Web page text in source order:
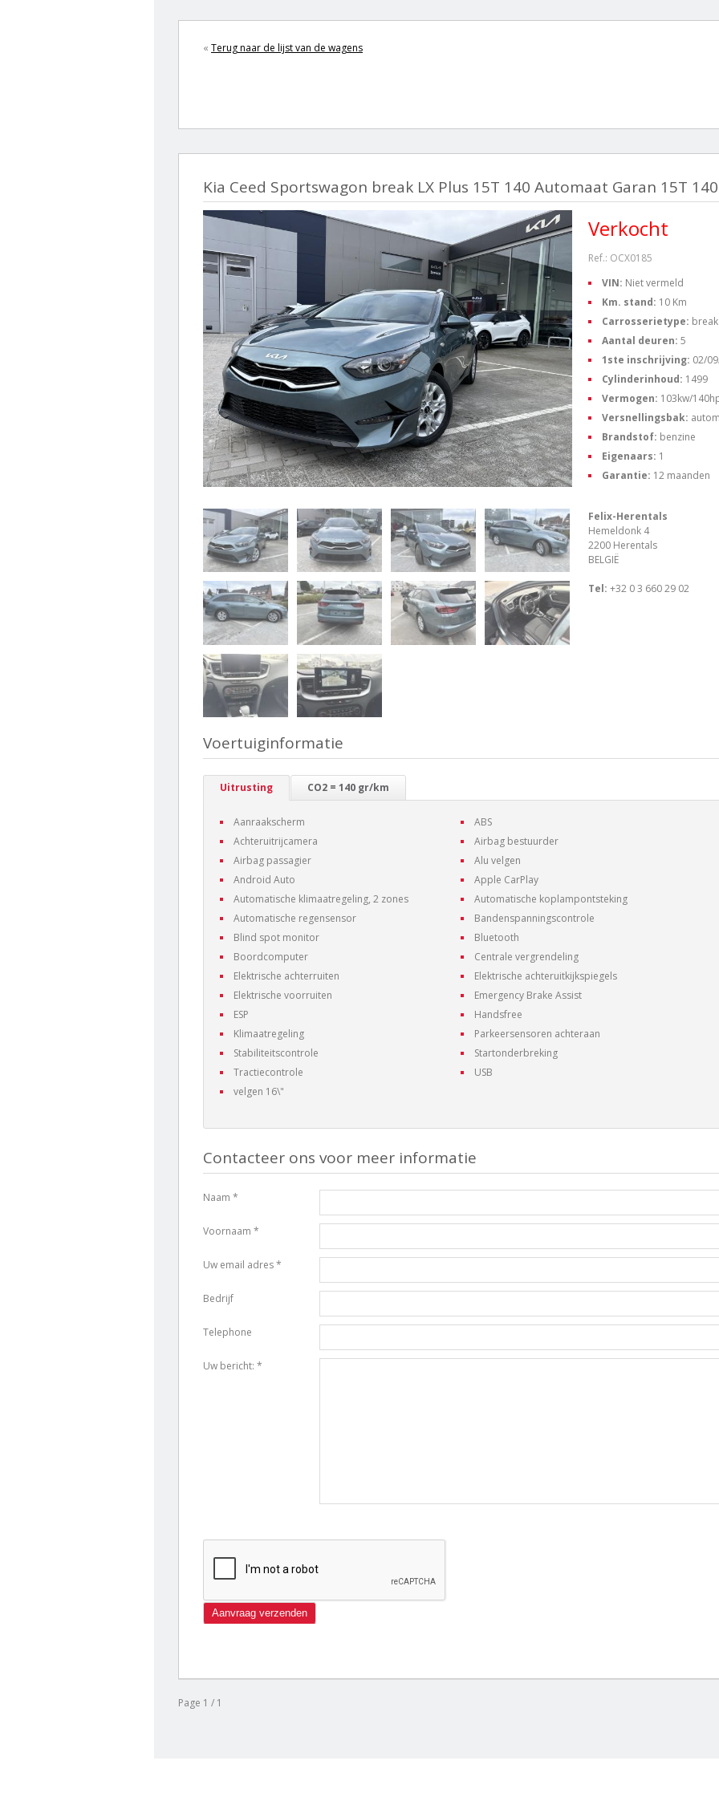
« Terug naar de lijst van de wagens
Kia Ceed Sportswagon break LX Plus 15T 140 Automaat Garan 15T 140
Verkocht
Ref.: OCX0185
VIN: Niet vermeld
Km. stand: 10 Km
Carrosserietype: break
Aantal deuren: 5
1ste inschrijving: 02/
Cylinderinhoud: 1499
Vermogen: 103kw/
Versnellingsbak:
Brandstof: benzine
Eigenaars: 1
Garantie: 12 maanden
Felix-Herentals
Hemeldonk 4
2200 Herentals
BELGIË
Tel: +32 0 3 660 29 02
Voertuiginformatie
Uitrusting CO2 = 140 gr/km
Aanraakscherm
Achteruitrijcamera
Airbag passagier
Android Auto
Automatische klimaatregeling, 2 zones
Automatische regensensor
Blind spot monitor
Boordcomputer
Elektrische achterruiten
Elektrische voorruiten
ESP
Klimaatregeling
Stabiliteitscontrole
Tractiecontrole
velgen 16\"
ABS
Airbag bestuurder
Alu velgen
Apple CarPlay
Automatische koplampontsteking
Bandenspanningscontrole
Bluetooth
Centrale vergrendeling
Elektrische achteruitkijkspiegels
Emergency Brake Assist
Handsfree
Parkeersensoren achteraan
Startonderbreking
USB
Contacteer ons voor meer informatie
Naam *
Voornaam *
Uw email adres *
Bedrijf
Telephone
Uw bericht: *
Page 1 / 1